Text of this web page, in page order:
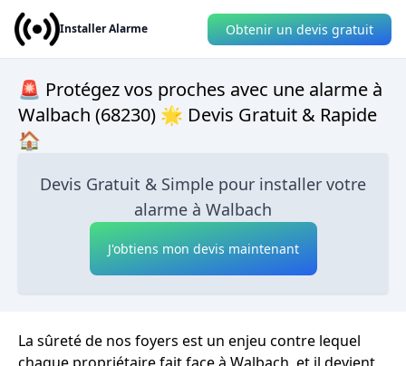
Installer Alarme Obtenir un devis gratuit
🚨 Protégez vos proches avec une alarme à
Walbach (68230) 🌟 Devis Gratuit & Rapide
🏠
Devis Gratuit & Simple pour installer votre
alarme à Walbach
J'obtiens mon devis maintenant
La sûreté de nos foyers est un enjeu contre lequel